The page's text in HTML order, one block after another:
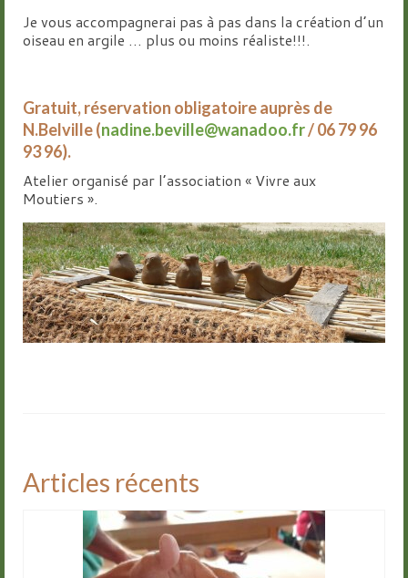
Je vous accompagnerai pas à pas dans la création d’un
oiseau en argile … plus ou moins réaliste!!!.
Gratuit, réservation obligatoire auprès de
N.Belville (nadine.beville@wanadoo.fr/ 06 79 96
93 96).
Atelier organisé par l’association « Vivre aux
Moutiers ».
Articles récents